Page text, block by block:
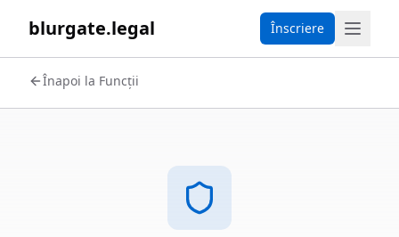
blurgate.legal Înscriere
Înapoi la Funcții